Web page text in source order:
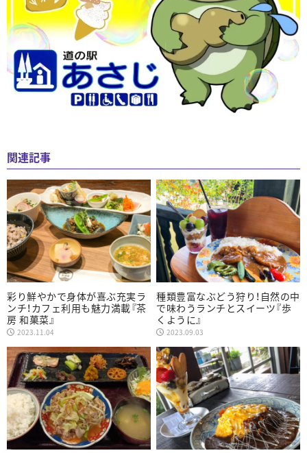
関連記事
彩り鮮やかで身体が喜ぶ充実ラ
ンチ！カフェ利用も魅力満載『茶
房 和菓菜』
2023.11.04
種類豊富なぶどう狩り！自然の中
で味わうランチとスイーツ『歩
くように』
2023.09.03